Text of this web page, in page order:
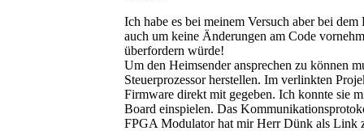
Ich habe es bei meinem Versuch aber bei
auch um keine Änderungen am Code
überfordern würde!
Um den Heimsender ansprechen zu können
Steuerprozessor herstellen. Im verlinkten
Firmware direkt mit gegeben. Ich konnte sie
Board einspielen. Das
FPGA Modulator hat mir Herr Dünk als Link